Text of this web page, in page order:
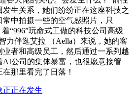
生关系，她们纷纷正在这座科技之
中拍摄一些的空气感照片，只
“996”玩命式工做的科技公司高级
力伴逛艾拉 （Aella）来说，她的客
业者和高级员工，然后通过一系列越
公司的集体暴富，也很愿意接管
那里看完了日落！
正正在发生